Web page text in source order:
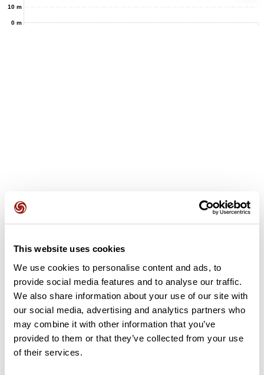
This website uses cookies
We use cookies to personalise content and ads, to
provide social media features and to analyse our traffic.
We also share information about your use of our site with
our social media, advertising and analytics partners who
may combine it with other information that you’ve
provided to them or that they’ve collected from your use
of their services.
0 m
10 m
Avis des utilisateurs
Soyez le premier à ajouter un avis !
Ajouter un avis
Résumé